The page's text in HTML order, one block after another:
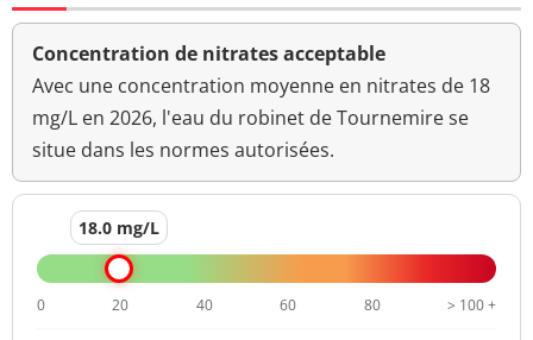
Concentration de nitrates acceptable
Avec une concentration moyenne en nitrates de 18
mg/L en 2026, l'eau du robinet de Tournemire se
situe dans les normes autorisées.
18.0 mg/L
0 20 40 60 80 > 100 +